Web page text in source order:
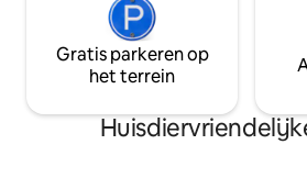
Gratis parkeren op
het terrein